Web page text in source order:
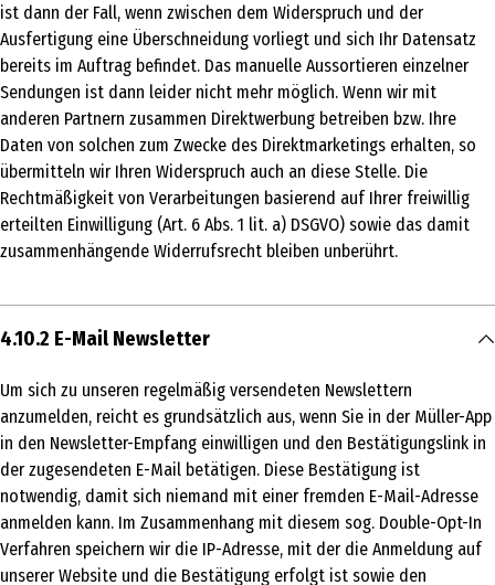
ist dann der Fall, wenn zwischen dem Widerspruch und der
Ausfertigung eine Überschneidung vorliegt und sich Ihr Datensatz
bereits im Auftrag befindet. Das manuelle Aussortieren einzelner
Sendungen ist dann leider nicht mehr möglich. Wenn wir mit
anderen Partnern zusammen Direktwerbung betreiben bzw. Ihre
Daten von solchen zum Zwecke des Direktmarketings erhalten, so
übermitteln wir Ihren Widerspruch auch an diese Stelle. Die
Rechtmäßigkeit von Verarbeitungen basierend auf Ihrer freiwillig
erteilten Einwilligung (Art. 6 Abs. 1 lit. a) DSGVO) sowie das damit
zusammenhängende Widerrufsrecht bleiben unberührt.
4.10.2 E-Mail Newsletter
Um sich zu unseren regelmäßig versendeten Newslettern
anzumelden, reicht es grundsätzlich aus, wenn Sie in der Müller-App
in den Newsletter-Empfang einwilligen und den Bestätigungslink in
der zugesendeten E-Mail betätigen. Diese Bestätigung ist
notwendig, damit sich niemand mit einer fremden E-Mail-Adresse
anmelden kann. Im Zusammenhang mit diesem sog. Double-Opt-In
Verfahren speichern wir die IP-Adresse, mit der die Anmeldung auf
unserer Website und die Bestätigung erfolgt ist sowie den